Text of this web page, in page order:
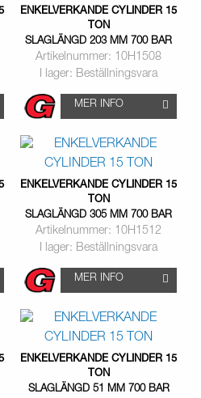
ENKELVERKANDE CYLINDER 15
TON
SLAGLÄNGD 203 MM 700 BAR
Artikelnummer: 10H1508
I lager: Beställningsvara
MER INFO
ENKELVERKANDE CYLINDER 15
TON
SLAGLÄNGD 305 MM 700 BAR
Artikelnummer: 10H1512
I lager: Beställningsvara
MER INFO
ENKELVERKANDE CYLINDER 15
TON
SLAGLÄNGD 51 MM 700 BAR